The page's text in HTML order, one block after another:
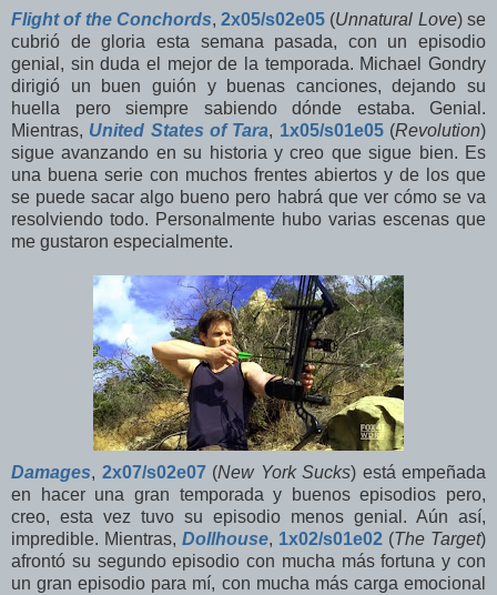
Flight of the Conchords,2x05/s02e05 (Unnatural Love) se
cubrió de gloria esta semana pasada, con un episodio
genial, sin duda el mejor de la temporada. Michael Gondry
dirigió un buen guión y buenas canciones, dejando su
huella pero siempre sabiendo dónde estaba. Genial.
Mientras, United States of Tara, 1x05/s01e05(Revolution)
sigue avanzando en su historia y creo que sigue bien. Es
una buena serie con muchos frentes abiertos y de los que
se puede sacar algo bueno pero habrá que ver cómo se va
resolviendo todo. Personalmente hubo varias escenas que
me gustaron especialmente.
Damages, 2x07/s02e07(New York Sucks) está empeñada
en hacer una gran temporada y buenos episodios pero,
creo, esta vez tuvo su episodio menos genial. Aún así,
impredible. Mientras, Dollhouse, 1x02/s01e02 (The Target)
afrontó su segundo episodio con mucha más fortuna y con
un gran episodio para mí, con mucha más carga emocional